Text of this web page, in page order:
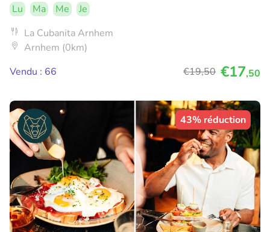
Lu Ma Me
Je
La Cubanita Arnhem
Arnhem (0km)
Vendu : 66
€19,50 €17,50
43% réduction